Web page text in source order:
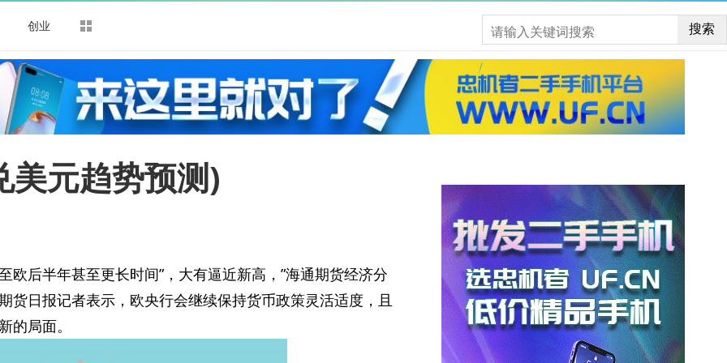
创业 搜索
美元趋势预测)
欧后半年甚至更长时间”，大有逼近新高，”海通期货经济分
货日报记者表示，欧央行会继续保持货币政策灵活适度，且
的局面。